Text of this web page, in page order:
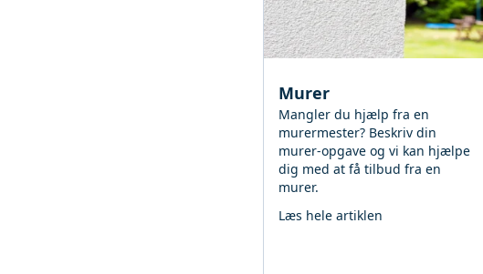
Murer
Mangler du hjælp fra en
murermester? Beskriv din
murer-opgave og vi kan hjælpe
dig med at få tilbud fra en
murer.
Læs hele artiklen